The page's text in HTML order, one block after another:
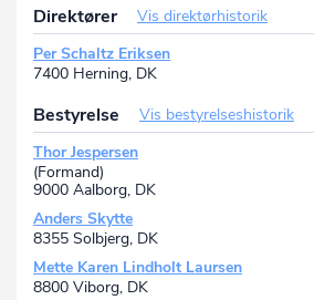
Direktører
Vis direktørhistorik
Per Schaltz Eriksen
7400 Herning, DK
Bestyrelse
Vis bestyrelseshistorik
Thor Jespersen
(Formand)
9000 Aalborg, DK
Anders Skytte
8355 Solbjerg, DK
Mette Karen Lindholt Laursen
8800 Viborg, DK